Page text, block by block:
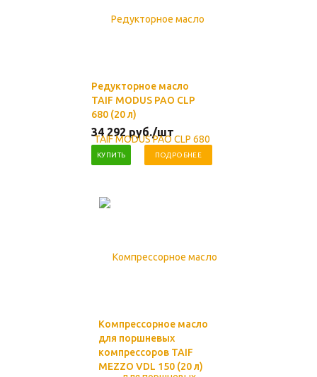
Редукторное масло
TAIF MODUS PAO CLP
680 (20 л)
34 292 руб./шт
КУПИТЬ ПОДРОБНЕЕ
Компрессорное масло
для поршневых
компрессоров TAIF
MEZZO VDL 150 (20 л)